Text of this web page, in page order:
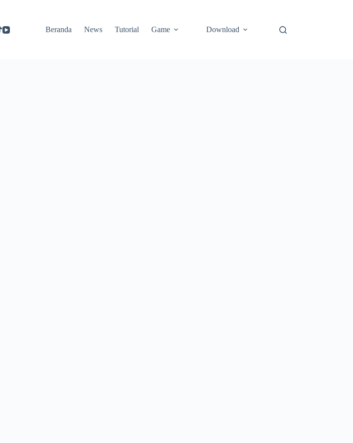
Beranda
News Tutorial Game Download